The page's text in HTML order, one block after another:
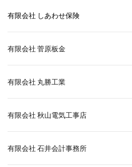
有限会社 しあわせ保険
有限会社 菅原板金
有限会社 丸勝工業
有限会社 秋山電気工事店
有限会社 石井会計事務所